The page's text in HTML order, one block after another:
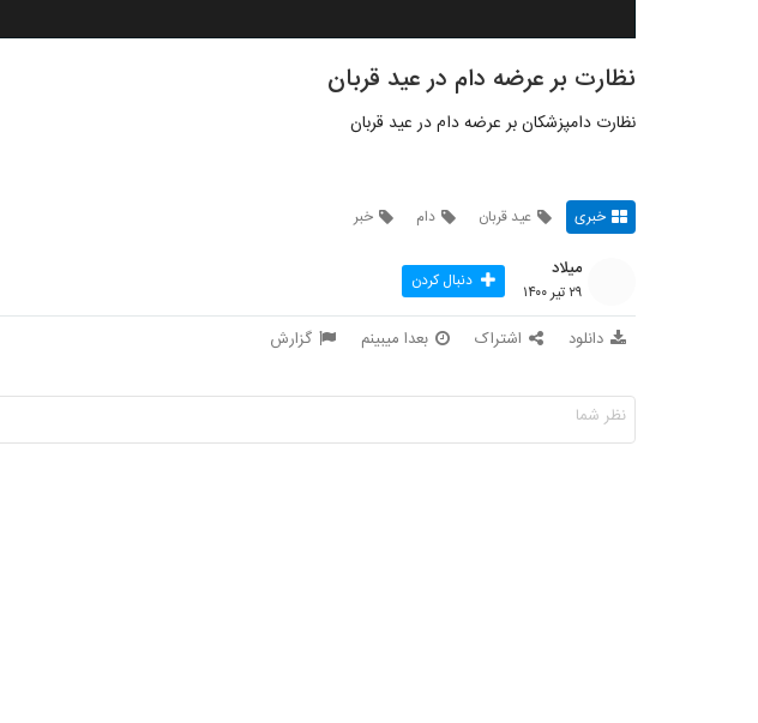
نظارت بر عرضه دام در عید قربان
نظارت دامپزشکان بر عرضه دام در عید قربان
خبری عید قربان دام خبر
میلاد
۲۹ تیر ۱۴۰۰ دنبال کردن
دانلود اشتراک بعدا میبینم گزارش